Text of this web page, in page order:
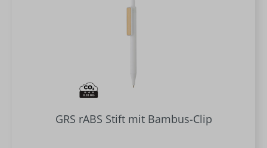
GRS rABS Stift mit Bambus-Clip